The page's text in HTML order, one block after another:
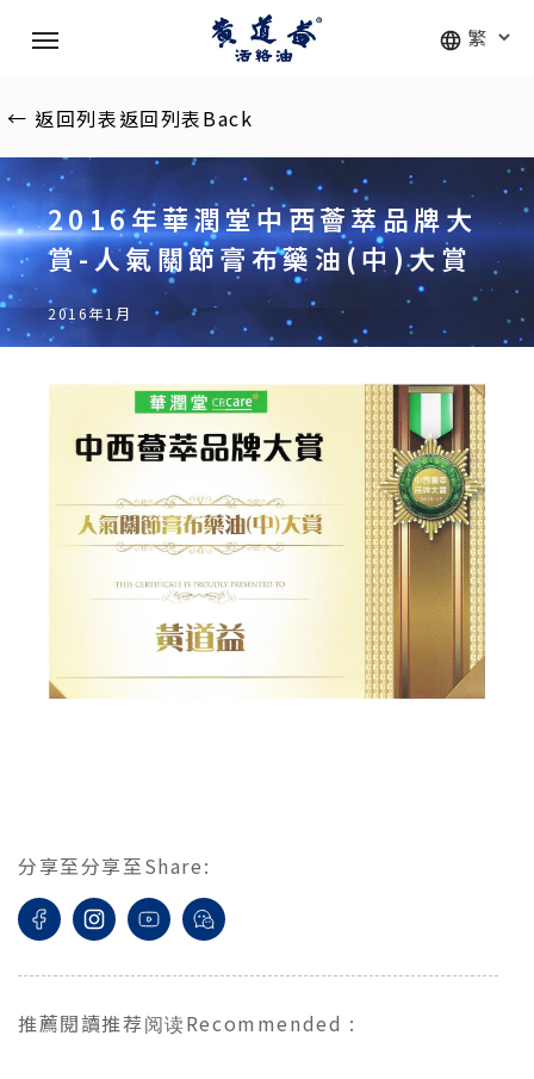
content
Menu
← 返回列表返回列表Back
2016年華潤堂中西薈萃品牌大
賞-人氣關節膏布藥油(中)大賞
2016年1月
分享至分享至Share:
推薦閱讀推荐阅读Recommended :